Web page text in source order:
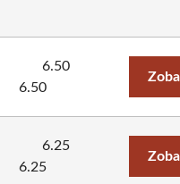
6.50
6.50
6.25
6.25